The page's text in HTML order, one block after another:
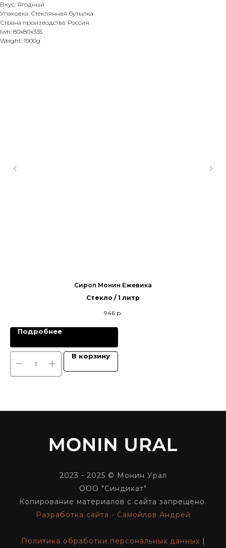
Вкус: Ягодный
Упаковка: Стеклянная бутылка
Страна производства: Россия
lwh: 80x80x335
Weight: 1900g
Сироп Монин Ежевика
Стекло / 1 литр
946 р.
Подробнее
В корзину
2023 - 2025 © Монин Урал
ООО "Синдикат"
Копирование материалов с сайта запрещено.
Разработка сайта - Самойлов Андрей
Политика обработки персональных данных |